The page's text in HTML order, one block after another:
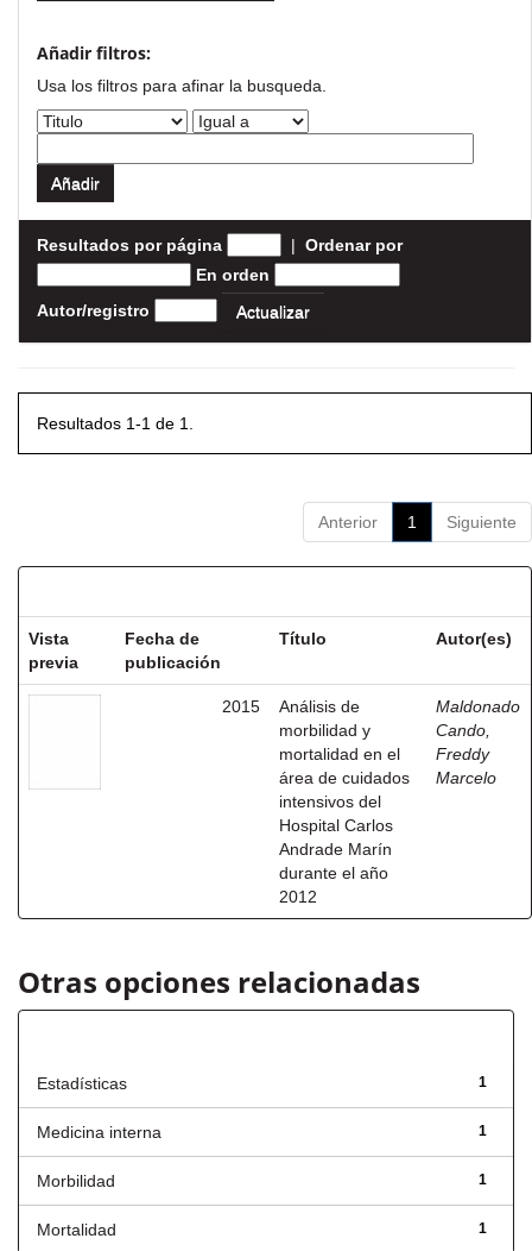
Añadir filtros:
Usa los filtros para afinar la busqueda.
Resultados por página | Ordenar por
En orden
Autor/registro
Resultados 1-1 de 1.
Anterior 1 Siguiente
Vista
previa
Fecha de
publicación
Título Autor(es)
2015
Análisis de
morbilidad y
mortalidad en el
área de cuidados
intensivos del
Hospital Carlos
Andrade Marín
durante el año
2012
Maldonado
Cando,
Freddy
Marcelo
Otras opciones relacionadas
1
Estadísticas
1
Medicina interna
1
Morbilidad
1
Mortalidad